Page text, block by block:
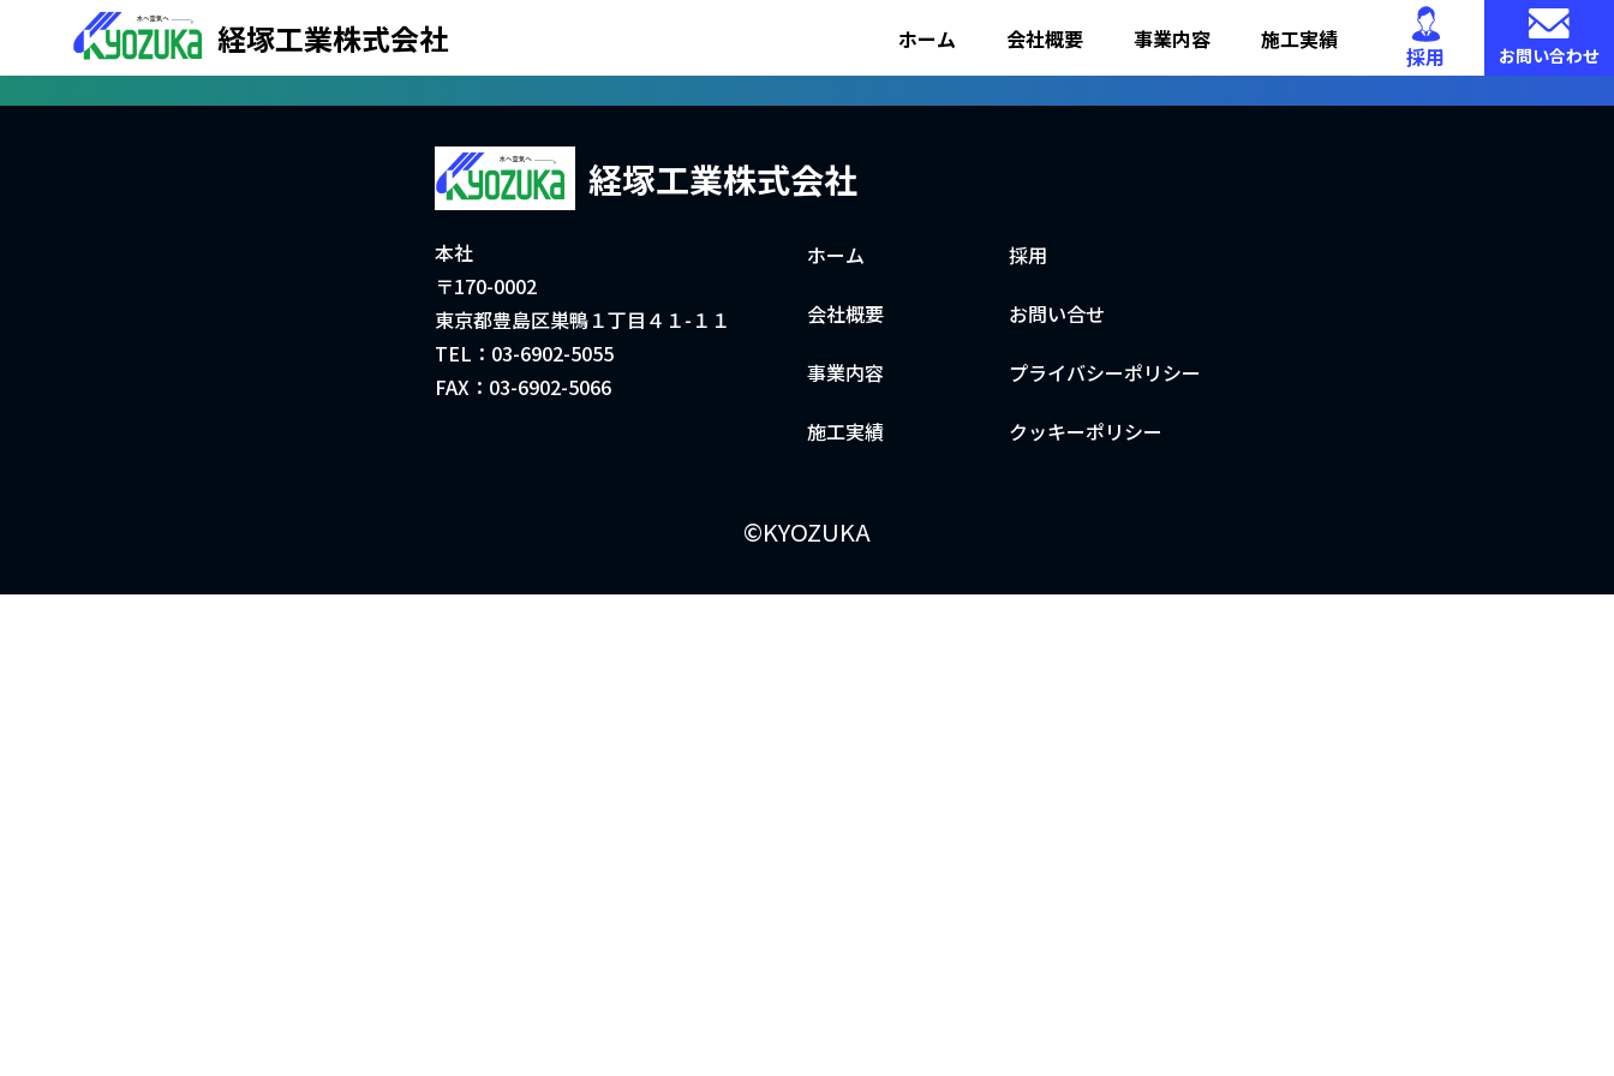
経塚工業株式会社 ホーム 会社概要 事業内容 施工実績
採用 お問い合わせ
採用ページはこちら
経塚工業株式会社
本社
〒170-0002
東京都豊島区巣鴨１丁目４１-１１
TEL：03-6902-5055
FAX：03-6902-5066
ホーム
会社概要
事業内容
施工実績
採用
お問い合せ
プライバシーポリシー
クッキーポリシー
©KYOZUKA